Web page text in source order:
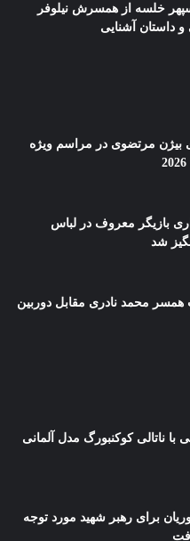
خلسه از همسرش نیلوفر
و داستان آشنایی
بیژن مرتضوی در مراسم ویژه
بازیگر معروف در لباس
شد
همسر محمد نادری مقابل دوربین
با ناتالی کوکنبورگ مدل آلمانی
برای رهبر شهید مورد توجه